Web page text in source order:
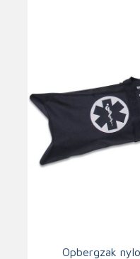
Opbergzak